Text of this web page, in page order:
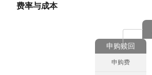
费率与成本
申购赎回
申购费